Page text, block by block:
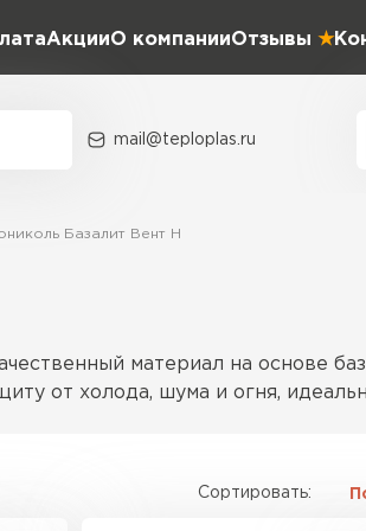
АкцииО компанииОтзывы
mail@teploplas.ru
Базалит Вент Н
материал на основе
от холода, шума и огня,
для фасадных систем.
Сортировать:
ПЕРЕЙТИ